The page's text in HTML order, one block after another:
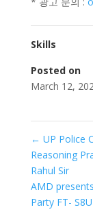
Skills
Posted on
March 12,
← UP Police
Reasoning
Rahul Sir
AMD
Party FT-